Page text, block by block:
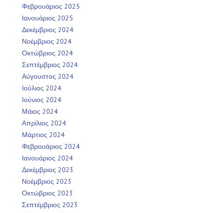
Φεβρουάριος 2025
Ιανουάριος 2025
Δεκέμβριος 2024
Νοέμβριος 2024
Οκτώβριος 2024
Σεπτέμβριος 2024
Αύγουστος 2024
Ιούλιος 2024
Ιούνιος 2024
Μάιος 2024
Απρίλιος 2024
Μάρτιος 2024
Φεβρουάριος 2024
Ιανουάριος 2024
Δεκέμβριος 2023
Νοέμβριος 2023
Οκτώβριος 2023
Σεπτέμβριος 2023